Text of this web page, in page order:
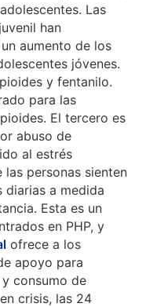
Las
han
aumento de los
jóvenes.
y fentanilo.
para las
El tercero es
abuso de
al estrés
personas sienten
diarias a medida
Esta es un
en PHP, y
ofrece a los
apoyo para
consumo de
crisis, las 24